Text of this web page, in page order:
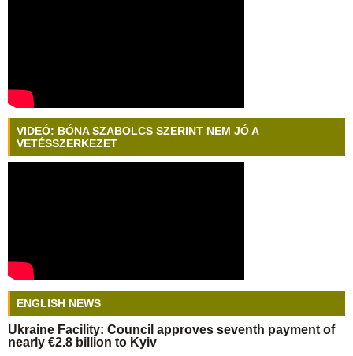
VIDEÓ: BÓNA SZABOLCS SZERINT NEM JÓ A
VETÉSSZERKEZET
ENGLISH NEWS
Ukraine Facility: Council approves seventh payment of
nearly €2.8 billion to Kyiv